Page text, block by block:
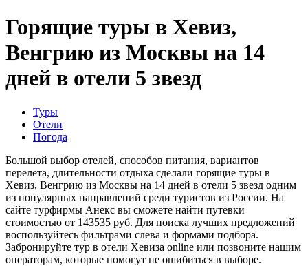
Горящие туры в Хевиз,
Венгрию из Москвы на 14
дней в отели 5 звезд
Туры
Отели
Погода
Большой выбор отелей, способов питания, вариантов
перелета, длительности отдыха сделали горящие туры в
Хевиз, Венгрию из Москвы на 14 дней в отели 5 звезд одним
из популярных направлений среди туристов из России. На
сайте турфирмы Анекс вы сможете найти путевки
стоимостью от 143535 руб. Для поиска лучших предложений
воспользуйтесь фильтрами слева и формами подбора.
Забронируйте тур в отели Хевиза online или позвоните нашим
операторам, которые помогут не ошибиться в выборе.